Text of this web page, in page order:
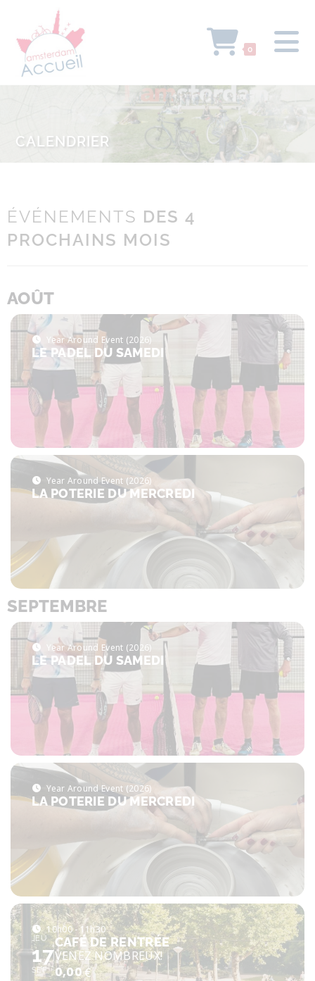
0
CALENDRIER
ÉVÉNEMENTS DES 4
PROCHAINS MOIS
AOÛT
Year Around Event (2026)
LE PADEL DU SAMEDI
Year Around Event (2026)
LA POTERIE DU MERCREDI
SEPTEMBRE
Year Around Event (2026)
LE PADEL DU SAMEDI
Year Around Event (2026)
LA POTERIE DU MERCREDI
10h00 - 11h30
JEU
17
SEP
CAFÉ DE RENTRÉE
VENEZ NOMBREUX!
0,00€